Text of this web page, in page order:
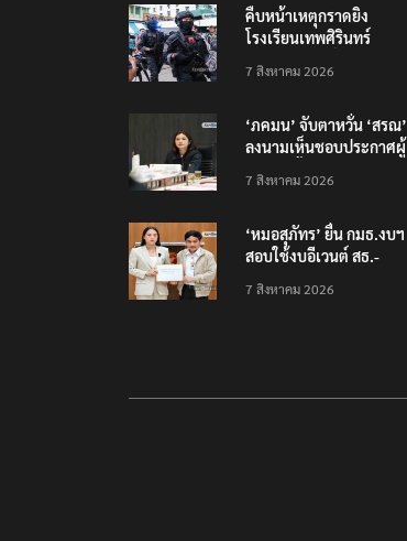
คืบหน้าเหตุกราดยิง
โรงเรียนเทพศิรินทร์
15 เสียชีวิตแล้ว 5
7 สิงหาคม 2026
‘ภคมน’ จับตาหวั่น ‘สรณ’
ลงนามเห็นชอบประกาศผู้
โครงการกองทุน USO
7 สิงหาคม 2026
‘หมอสุภัทร’ ยื่น กมธ.งบฯ
สอบใช้งบอีเวนต์ สธ.-
ล้าน
7 สิงหาคม 2026